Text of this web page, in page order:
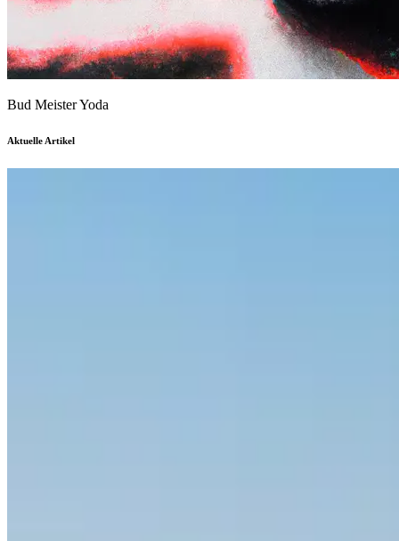
Bud Meister Yoda
Aktuelle Artikel